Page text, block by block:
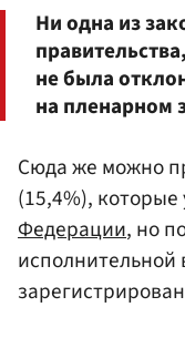
Ни одна из
не была
на пленарном
Сюда же можно
(15,4%),
Федерации, но
исполнительной